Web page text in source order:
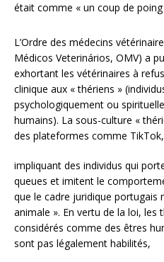
était comme « un coup de poing
L’Ordre des médecins
Médicos Veterinários, OMV) a
exhortant les vétérinaires à
clinique aux « thériens »
psychologiquement ou
humains). La sous-culture «
des plateformes comme TikTok,
impliquant des individus qui
queues et imitent le
que le cadre juridique portugais
animale ». En vertu de la loi,
considérés comme des êtres
sont pas légalement habilités,